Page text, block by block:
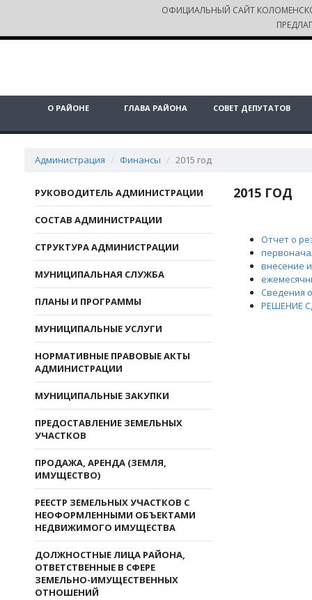
ОФИЦИАЛЬНЫЙ САЙТ
О РАЙОНЕ ГЛАВА РАЙОНА СОВЕТ ДЕПУТАТОВ
Администрация Финансы 2015 год
РУКОВОДИТЕЛЬ АДМИНИСТРАЦИИ
СОСТАВ АДМИНИСТРАЦИИ
СТРУКТУРА АДМИНИСТРАЦИИ
МУНИЦИПАЛЬНАЯ СЛУЖБА
ПЛАНЫ И ПРОГРАММЫ
МУНИЦИПАЛЬНЫЕ УСЛУГИ
НОРМАТИВНЫЕ ПРАВОВЫЕ АКТЫ
АДМИНИСТРАЦИИ
МУНИЦИПАЛЬНЫЕ ЗАКУПКИ
ПРЕДОСТАВЛЕНИЕ ЗЕМЕЛЬНЫХ
УЧАСТКОВ
ПРОДАЖА, АРЕНДА (ЗЕМЛЯ,
ИМУЩЕСТВО)
РЕЕСТР ЗЕМЕЛЬНЫХ УЧАСТКОВ С
НЕОФОРМЛЕННЫМИ ОБЪЕКТАМИ
НЕДВИЖИМОГО ИМУЩЕСТВА
ДОЛЖНОСТНЫЕ ЛИЦА РАЙОНА,
ОТВЕТСТВЕННЫЕ В СФЕРЕ
ЗЕМЕЛЬНО-ИМУЩЕСТВЕННЫХ
ОТНОШЕНИЙ
2015 ГОД
Отчет о
внесение
Сведения
РЕШЕНИЕ